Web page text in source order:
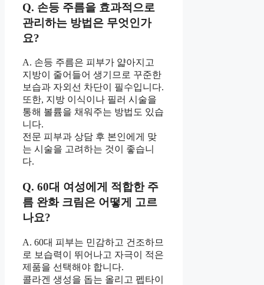
Q. 손등 주름을 효과적으로
관리하는 방법은 무엇인가
요?
A. 손등 주름은 피부가 얇아지고
지방이 줄어들어 생기므로 꾸준한
보습과 자외선 차단이 필수입니다.
또한, 지방 이식이나 필러 시술을
통해 볼륨을 채워주는 방법도 있습
니다.
전문 피부과 상담 후 본인에게 맞
는 시술을 고려하는 것이 좋습니
다.
Q. 60대 여성에게 적합한 주
름 완화 크림은 어떻게 고르
나요?
A. 60대 피부는 민감하고 건조하므
로 보습력이 뛰어나고 자극이 적은
제품을 선택해야 합니다.
콜라겐 생성을 돕는 올리고 펩타이